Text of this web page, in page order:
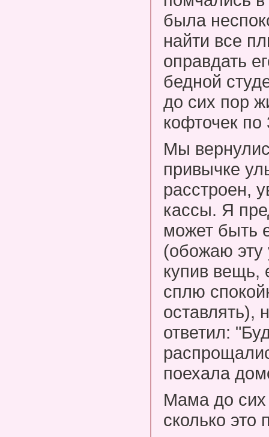
была
найти все
оправдать
бедной
до сих пор
кофточек
Мы
привычке
расстроен,
кассы. Я
может быть
(обожаю эту
купив вещь,
сплю
оставлять),
ответил:
поехала
Мама до сих
сколько это